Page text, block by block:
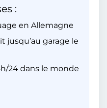
:
en Allemagne
jusqu’au garage le
24 dans le monde